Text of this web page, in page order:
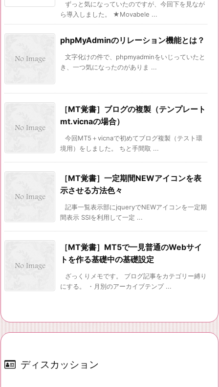
ずっと気になっていたのですが、今回下を見なが
ら導入しました。 ★Movabele ...
phpMyAdminのリレーション機能とは？
文字化けの件で、phpmyadminをいじっていたと
き、一つ気になったのがありま ...
［MT覚書］ブログの複製（テンプレート
mt.vicnaの場合）
今回MT5＋vicnaで初めてブログ複製（テスト環
境用）をしました。 ちと手間取 ...
［MT覚書］一定期間NEWアイコンを表
示させる方法色々
記事一覧表示部にjqueryでNEWアイコンを一定期
間表示 SSIを利用して一定 ...
［MT覚書］MT5で一見普通のWebサイ
トを作る基礎中の基礎設定
ざっくりメモです。 ブログ記事をカテゴリー縛り
にする。 ・月別のアーカイブテンプ ...
ディスカッション